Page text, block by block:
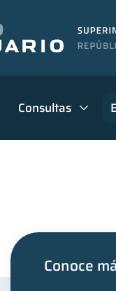
Consultas
Conoce